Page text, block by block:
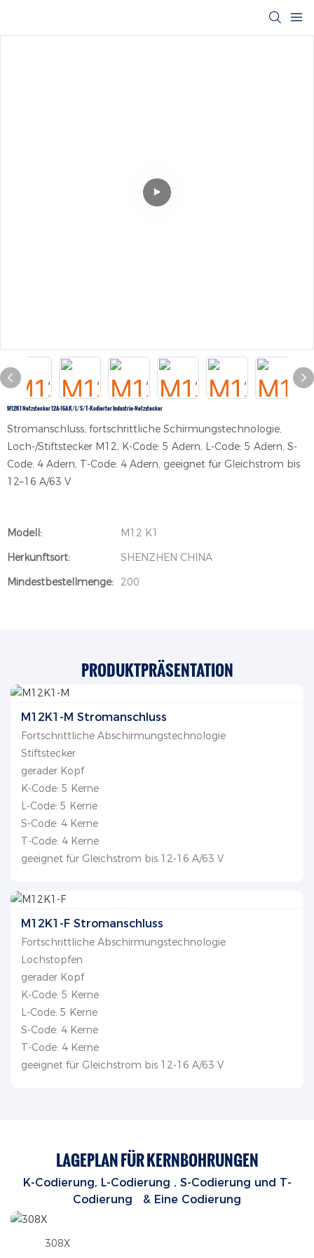
M12K1 Netzstecker 12A-16A K/L/S/T-Kodierter Industrie-Netzstecker
Stromanschluss, fortschrittliche Schirmungstechnologie,
Loch-/Stiftstecker M12, K-Code: 5 Adern, L-Code: 5 Adern, S-
Code: 4 Adern, T-Code: 4 Adern, geeignet für Gleichstrom bis
12–16 A/63 V
Modell:
M12 K1
Herkunftsort:
SHENZHEN CHINA
Mindestbestellmenge:
200
PRODUKTPRÄSENTATION
M12K1-M Stromanschluss
Fortschrittliche Abschirmungstechnologie
Stiftstecker
gerader Kopf
K-Code: 5 Kerne
L-Code: 5 Kerne
S-Code: 4 Kerne
T-Code: 4 Kerne
geeignet für Gleichstrom bis 12-16 A/63 V
M12K1-F Stromanschluss
Fortschrittliche Abschirmungstechnologie
Lochstopfen
gerader Kopf
K-Code: 5 Kerne
L-Code: 5 Kerne
S-Code: 4 Kerne
T-Code: 4 Kerne
geeignet für Gleichstrom bis 12-16 A/63 V
LAGEPLAN FÜR KERNBOHRUNGEN
K-Codierung, L-Codierung , S-Codierung und T-
Codierung
& Eine Codierung
308X